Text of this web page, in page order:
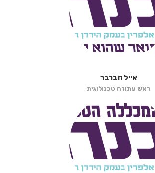
אייל חברבר
ראש עתודה טכנולוגית